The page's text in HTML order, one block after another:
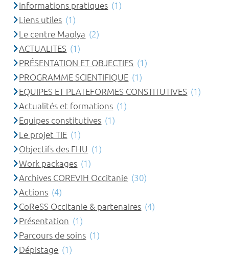
Informations pratiques (1)
Liens utiles (1)
Le centre Maolya (2)
ACTUALITES (1)
PRÉSENTATION ET OBJECTIFS (1)
PROGRAMME SCIENTIFIQUE (1)
EQUIPES ET PLATEFORMES CONSTITUTIVES (1)
Actualités et formations (1)
Equipes constitutives (1)
Le projet TIE (1)
Objectifs des FHU (1)
Work packages (1)
Archives COREVIH Occitanie (30)
Actions (4)
CoReSS Occitanie & partenaires (4)
Présentation (1)
Parcours de soins (1)
Dépistage (1)